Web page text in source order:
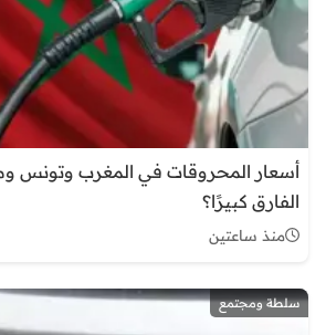
أسعار المحروقات في المغرب وتونس
الفارق كبيرًا؟
منذ ساعتين
سلطة ومجتمع